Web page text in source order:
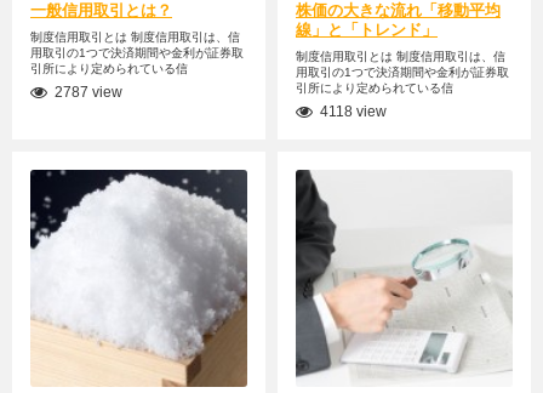
一般信用取引とは？
制度信用取引とは 制度信用取引は、信
用取引の1つで決済期間や金利が証券取
引所により定められている信
2787 view
株価の大きな流れ「移動平均
線」と「トレンド」
制度信用取引とは 制度信用取引は、信
用取引の1つで決済期間や金利が証券取
引所により定められている信
4118 view